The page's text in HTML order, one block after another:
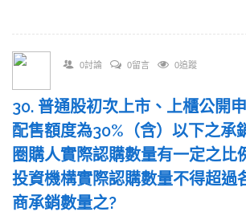
0討論 0留言 0追蹤
30. 普通股初次上市、上櫃公開
配售額度為30%（含）以下之承
圈購人實際認購數量有一定之比
投資機構實際認購數量不得超過
商承銷數量之?